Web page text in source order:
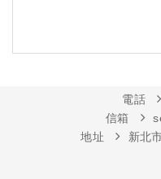
電話
信箱
地址
新北